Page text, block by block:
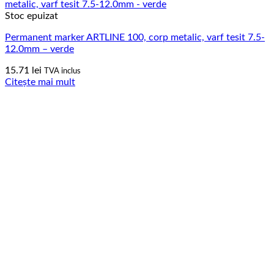
Stoc epuizat
Permanent marker ARTLINE 100, corp metalic, varf tesit 7.5-
12.0mm – verde
15.71 lei TVA inclus
Citește mai mult